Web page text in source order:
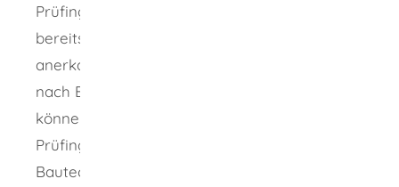
Prüfingenieurinnen oder Prüfingenieure, die
bereits in einem anderen Bundesland
anerkannt wurden und ihren Geschäftssitz
nach Baden-Württemberg verlegen möchten,
können ohne Anerkennungsverfahren als
Prüfingenieurin oder Prüfingenieur für
Bautechnik anerkannt werden, wenn sie die